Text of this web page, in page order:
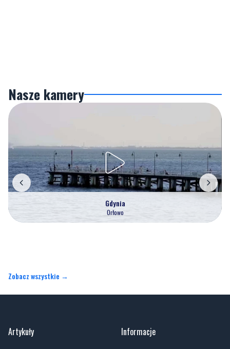
Nasze kamery
Gdynia
Orłowo
Zobacz wszystkie →
Artykuły Informacje